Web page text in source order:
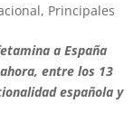
, Principales
a España
entre los 13
española y